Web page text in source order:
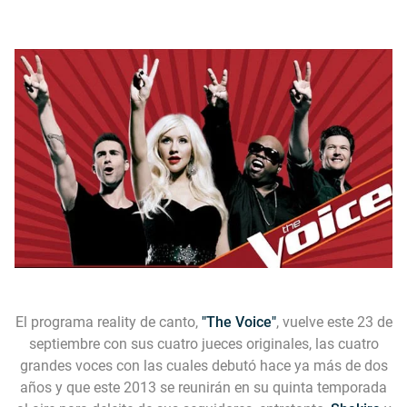
El programa reality de canto, "The Voice", vuelve este 23 de
septiembre con sus cuatro jueces originales, las cuatro
grandes voces con las cuales debutó hace ya más de dos
años y que este 2013 se reunirán en su quinta temporada